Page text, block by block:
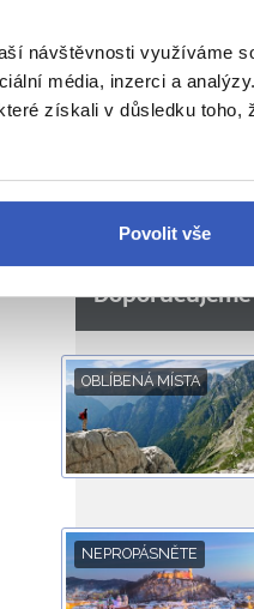
návštěvnosti využíváme
média, inzerci a
získali v důsledku toho,
Povolit vše
Počasí ve
Rady na cestu
OBLÍBENÁ MÍSTA
NEPROPÁSNĚTE